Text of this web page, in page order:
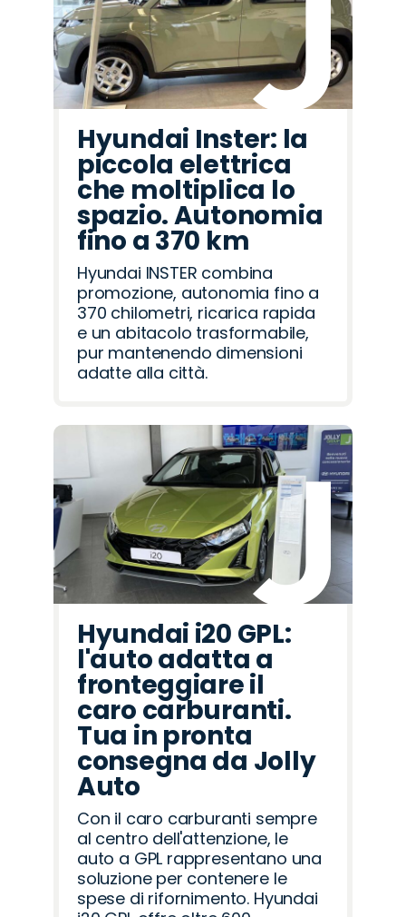
Hyundai Inster: la
piccola elettrica
che moltiplica lo
spazio. Autonomia
fino a 370 km
Hyundai INSTER combina
promozione, autonomia fino a
370 chilometri, ricarica rapida
e un abitacolo trasformabile,
pur mantenendo dimensioni
adatte alla città.
Hyundai i20 GPL:
l'auto adatta a
fronteggiare il
caro carburanti.
Tua in pronta
consegna da Jolly
Auto
Con il caro carburanti sempre
al centro dell'attenzione, le
auto a GPL rappresentano una
soluzione per contenere le
spese di rifornimento. Hyundai